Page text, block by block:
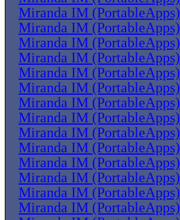
Miranda IM (PortableApps)
Miranda IM (PortableApps)
Miranda IM (PortableApps)
Miranda IM (PortableApps)
Miranda IM (PortableApps)
Miranda IM (PortableApps)
Miranda IM (PortableApps)
Miranda IM (PortableApps)
Miranda IM (PortableApps)
Miranda IM (PortableApps)
Miranda IM (PortableApps)
Miranda IM (PortableApps)
Miranda IM (PortableApps)
Miranda IM (PortableApps)